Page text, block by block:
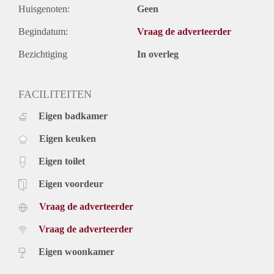
Huisgenoten: Geen
Begindatum: Vraag de adverteerder
Bezichtiging In overleg
FACILITEITEN
Eigen badkamer
Eigen keuken
Eigen toilet
Eigen voordeur
Vraag de adverteerder
Vraag de adverteerder
Eigen woonkamer